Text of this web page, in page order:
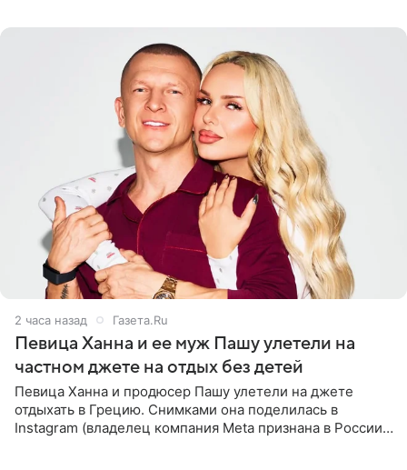
2 часа назад Газета.Ru
Певица Ханна и ее муж Пашу улетели на
частном джете на отдых без детей
Певица Ханна и продюсер Пашу улетели на джете
отдыхать в Грецию. Снимками она поделилась в
Instagram (владелец компания Meta признана в России